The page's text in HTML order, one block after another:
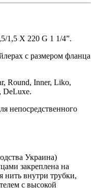
1,5 X 220 G 1 1/4”.
с размером фланца
Round, Inner, Liko,
DeLuxe.
непосредственного
Украина)
закреплена на
нить внутри трубки,
с высокой